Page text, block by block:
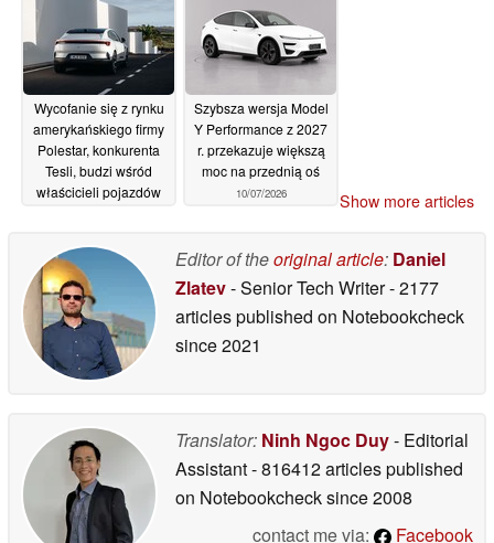
Europie zaledwie 45
samochodów tej marki
12/07/2026
Wycofanie się z rynku
amerykańskiego firmy
Polestar, konkurenta
Tesli, budzi wśród
właścicieli pojazdów
spadkiem wartości
rynkowej oraz brakiem
długoterminowego
wsparcia12/07/2026
Szybsza wersja Model
Y Performance z 2027
r. przekazuje większą
moc na przednią oś
10/07/2026 Show more articles
Editor of theoriginal article: Daniel
Zlatev- Senior Tech Writer- 2177
articles published on Notebookcheck
since 2021
Translator: Ninh Ngoc Duy- Editorial
Assistant- 816412 articles published
on Notebookchecksince 2008
contact me via:
Facebook